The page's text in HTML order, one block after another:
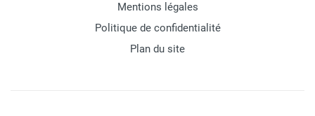
Mentions légales
Politique de confidentialité
Plan du site